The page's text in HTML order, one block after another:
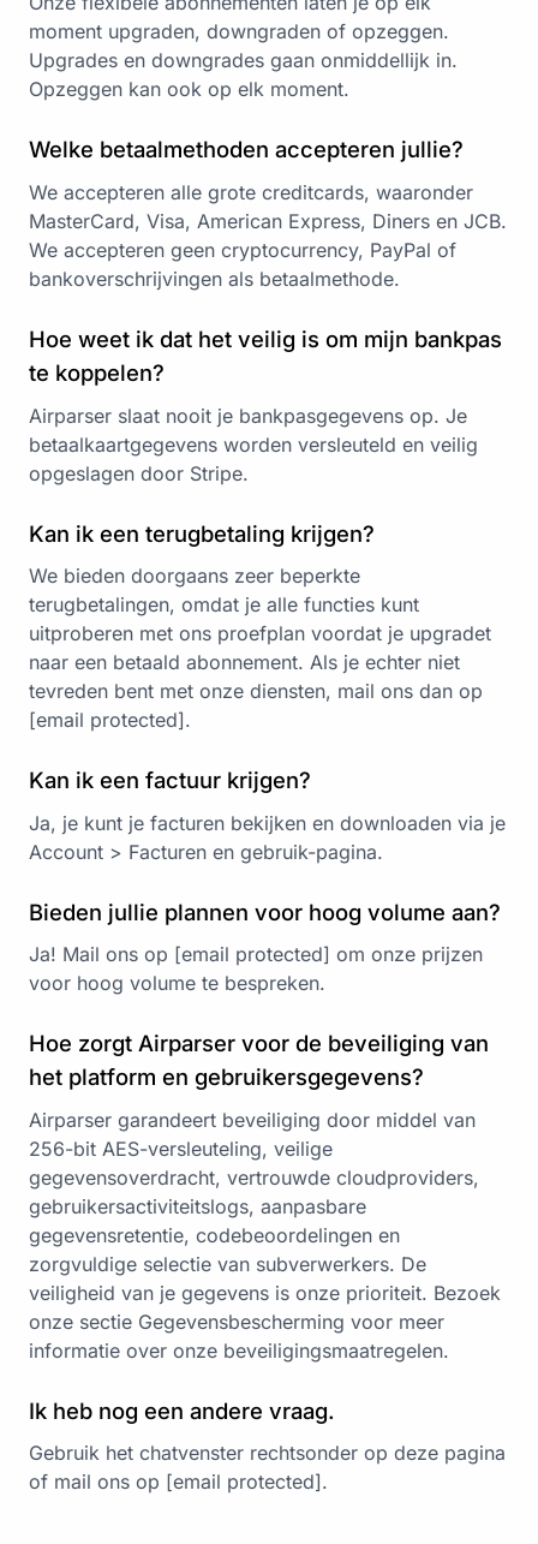
moment upgraden, downgraden of opzeggen.
Upgrades en downgrades gaan onmiddellijk in.
Opzeggen kan ook op elk moment.
Welke betaalmethoden accepteren jullie?
We accepteren alle grote creditcards, waaronder
MasterCard, Visa, American Express, Diners en JCB.
We accepteren geen cryptocurrency, PayPal of
bankoverschrijvingen als betaalmethode.
Hoe weet ik dat het veilig is om mijn bankpas
te koppelen?
Airparser slaat nooit je bankpasgegevens op. Je
betaalkaartgegevens worden versleuteld en veilig
opgeslagen door Stripe.
Kan ik een terugbetaling krijgen?
We bieden doorgaans zeer beperkte
terugbetalingen, omdat je alle functies kunt
uitproberen met ons proefplan voordat je upgradet
naar een betaald abonnement. Als je echter niet
tevreden bent met onze diensten, mail ons dan op
[email protected].
Kan ik een factuur krijgen?
Ja, je kunt je facturen bekijken en downloaden via je
Account > Facturen en gebruik-pagina.
Bieden jullie plannen voor hoog volume aan?
Ja! Mail ons op [email protected] om onze prijzen
voor hoog volume te bespreken.
Hoe zorgt Airparser voor de beveiliging van
het platform en gebruikersgegevens?
Airparser garandeert beveiliging door middel van
256-bit AES-versleuteling, veilige
gegevensoverdracht, vertrouwde cloudproviders,
gebruikersactiviteitslogs, aanpasbare
gegevensretentie, codebeoordelingen en
zorgvuldige selectie van subverwerkers. De
veiligheid van je gegevens is onze prioriteit. Bezoek
onze sectie Gegevensbescherming voor meer
informatie over onze beveiligingsmaatregelen.
Ik heb nog een andere vraag.
Gebruik het chatvenster rechtsonder op deze pagina
of mail ons op [email protected].